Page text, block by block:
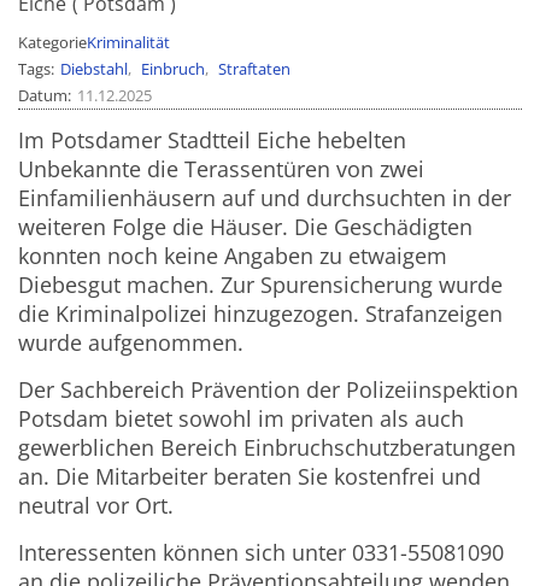
KategorieKriminalität
Tags Diebstahl Einbruch
Straftaten
Datum 11.12.2025
Im Potsdamer Stadtteil Eiche hebelten
Unbekannte die Terassentüren von zwei
Einfamilienhäusern auf und durchsuchten in der
weiteren Folge die Häuser. Die Geschädigten
konnten noch keine Angaben zu etwaigem
Diebesgut machen. Zur Spurensicherung wurde
die Kriminalpolizei hinzugezogen. Strafanzeigen
wurde aufgenommen.
Der Sachbereich Prävention der Polizeiinspektion
Potsdam bietet sowohl im privaten als auch
gewerblichen Bereich Einbruchschutzberatungen
an. Die Mitarbeiter beraten Sie kostenfrei und
neutral vor Ort.
Interessenten können sich unter 0331-55081090